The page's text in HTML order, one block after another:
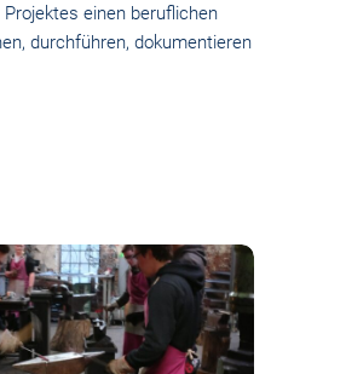
einen beruflichen
durchführen, dokumentieren